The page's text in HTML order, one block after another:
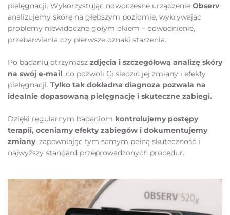
pielęgnacji. Wykorzystując nowoczesne urządzenie Observ,
analizujemy skórę na głębszym poziomie, wykrywając
problemy niewidoczne gołym okiem – odwodnienie,
przebarwienia czy pierwsze oznaki starzenia.
Po badaniu otrzymasz zdjęcia i szczegółową analizę skóry
na swój e-mail, co pozwoli Ci śledzić jej zmiany i efekty
pielęgnacji. Tylko tak dokładna diagnoza pozwala na
idealnie dopasowaną pielęgnację i skuteczne zabiegi.
Dzięki regularnym badaniom kontrolujemy postępy
terapii, oceniamy efekty zabiegów i dokumentujemy
zmiany, zapewniając tym samym pełną skuteczność i
najwyższy standard przeprowadzonych procedur.